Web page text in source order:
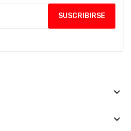
keyboard_arrow_down
keyboard_arrow_down